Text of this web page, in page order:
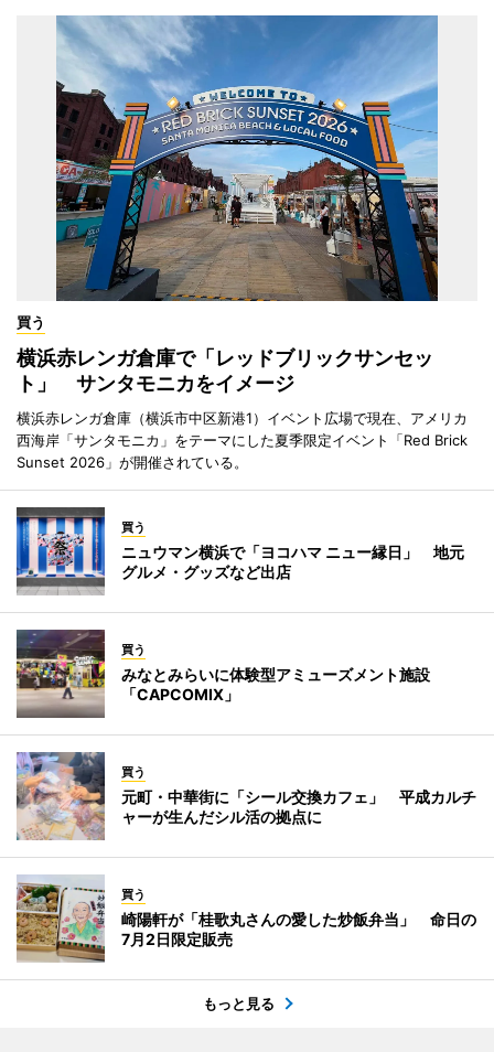
買う
横浜赤レンガ倉庫で「レッドブリックサンセッ
ト」 サンタモニカをイメージ
横浜赤レンガ倉庫（横浜市中区新港1）イベント広場で現在、アメリカ
西海岸「サンタモニカ」をテーマにした夏季限定イベント「Red Brick
Sunset 2026」が開催されている。
買う
ニュウマン横浜で「ヨコハマ ニュー縁日」 地元
グルメ・グッズなど出店
買う
みなとみらいに体験型アミューズメント施設
「CAPCOMIX」
買う
元町・中華街に「シール交換カフェ」 平成カルチ
ャーが生んだシル活の拠点に
買う
崎陽軒が「桂歌丸さんの愛した炒飯弁当」 命日の
7月2日限定販売
もっと見る